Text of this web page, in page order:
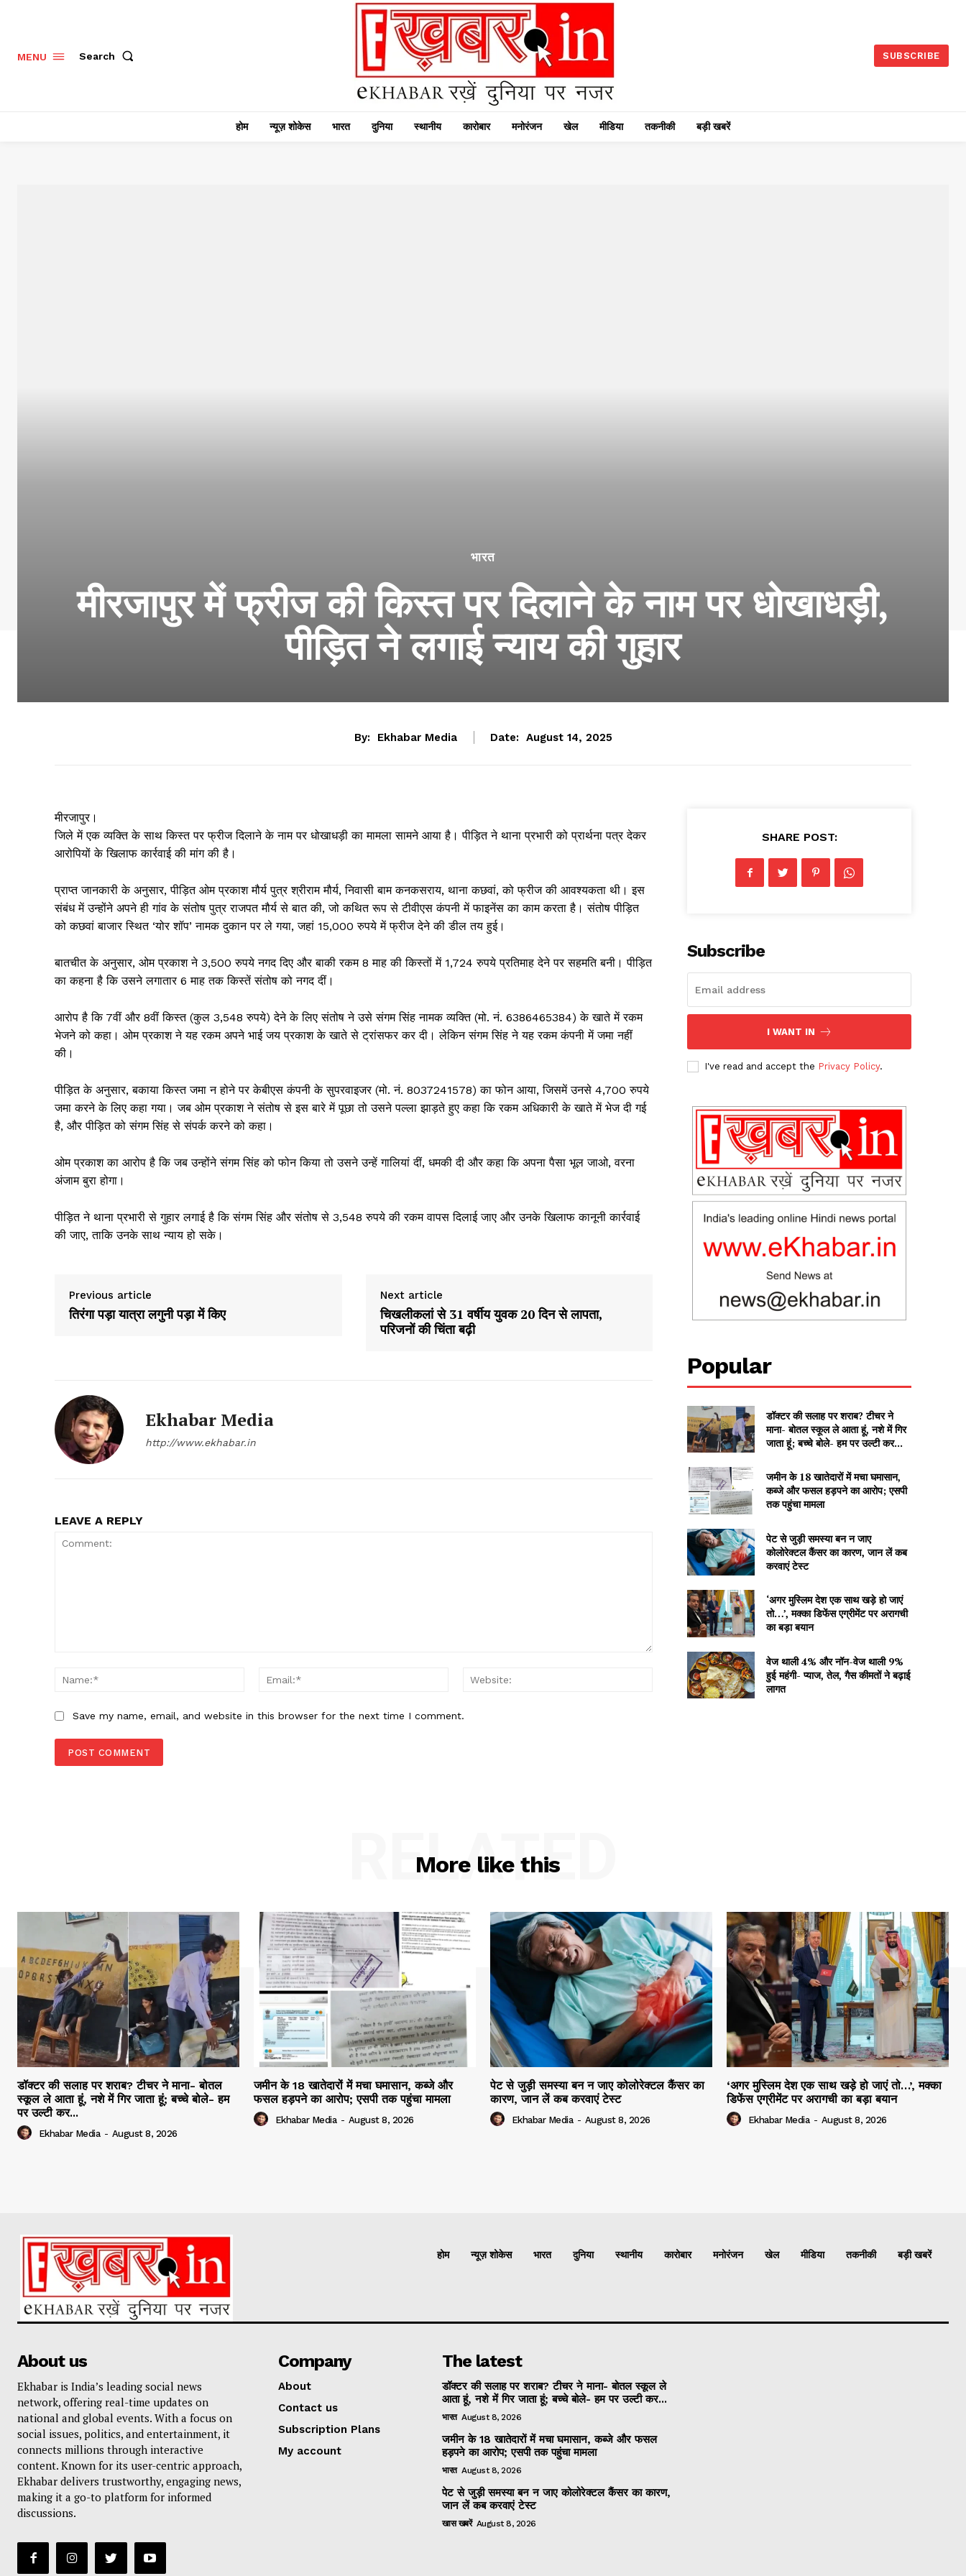
News Week
SUBSCRIBE NOW
About
Contact us
MENU Search SUBSCRIBE
होम न्यूज़ शोकेस भारत दुनिया स्थानीय कारोबार मनोरंजन खेल मीडिया तकनीकी बड़ी खबरें
भारत
मीरजापुर में फ्रीज की किस्त पर दिलाने के नाम पर धोखाधड़ी,
पीड़ित ने लगाई न्याय की गुहार
By: Ekhabar Media Date: August 14, 2025
मीरजापुर।
जिले में एक व्यक्ति के साथ किस्त पर फ्रीज दिलाने के नाम पर धोखाधड़ी का मामला सामने आया है। पीड़ित ने थाना प्रभारी को प्रार्थना पत्र देकर
आरोपियों के खिलाफ कार्रवाई की मांग की है।
प्राप्त जानकारी के अनुसार, पीड़ित ओम प्रकाश मौर्य पुत्र श्रीराम मौर्य, निवासी बाम कनकसराय, थाना कछवां, को फ्रीज की आवश्यकता थी। इस
संबंध में उन्होंने अपने ही गांव के संतोष पुत्र राजपत मौर्य से बात की, जो कथित रूप से टीवीएस कंपनी में फाइनेंस का काम करता है। संतोष पीड़ित
को कछवां बाजार स्थित ‘योर शॉप’ नामक दुकान पर ले गया, जहां 15,000 रुपये में फ्रीज देने की डील तय हुई।
बातचीत के अनुसार, ओम प्रकाश ने 3,500 रुपये नगद दिए और बाकी रकम 8 माह की किस्तों में 1,724 रुपये प्रतिमाह देने पर सहमति बनी। पीड़ित
का कहना है कि उसने लगातार 6 माह तक किस्तें संतोष को नगद दीं।
आरोप है कि 7वीं और 8वीं किस्त (कुल 3,548 रुपये) देने के लिए संतोष ने उसे संगम सिंह नामक व्यक्ति (मो. नं. 6386465384) के खाते में रकम
भेजने को कहा। ओम प्रकाश ने यह रकम अपने भाई जय प्रकाश के खाते से ट्रांसफर कर दी। लेकिन संगम सिंह ने यह रकम कंपनी में जमा नहीं
की।
पीड़ित के अनुसार, बकाया किस्त जमा न होने पर केबीएस कंपनी के सुपरवाइजर (मो. नं. 8037241578) का फोन आया, जिसमें उनसे 4,700 रुपये
जमा करने के लिए कहा गया। जब ओम प्रकाश ने संतोष से इस बारे में पूछा तो उसने पल्ला झाड़ते हुए कहा कि रकम अधिकारी के खाते में भेज दी गई
है, और पीड़ित को संगम सिंह से संपर्क करने को कहा।
ओम प्रकाश का आरोप है कि जब उन्होंने संगम सिंह को फोन किया तो उसने उन्हें गालियां दीं, धमकी दी और कहा कि अपना पैसा भूल जाओ, वरना
अंजाम बुरा होगा।
पीड़ित ने थाना प्रभारी से गुहार लगाई है कि संगम सिंह और संतोष से 3,548 रुपये की रकम वापस दिलाई जाए और उनके खिलाफ कानूनी कार्रवाई
की जाए, ताकि उनके साथ न्याय हो सके।
Previous article
तिरंगा पड़ा यात्रा लगुनी पड़ा में किए
Next article
चिखलीकलां से 31 वर्षीय युवक 20 दिन से लापता,
परिजनों की चिंता बढ़ी
Ekhabar Media
http://www.ekhabar.in
LEAVE A REPLY
Name:*
Email:* Website:
Save my name, email, and website in this browser for the next time I comment.
SHARE POST:
Subscribe
I WANT IN
I've read and accept the Privacy Policy.
Popular
डॉक्टर की सलाह पर शराब? टीचर ने
माना- बोतल स्कूल ले आता हूं, नशे में गिर
जाता हूं; बच्चे बोले- हम पर उल्टी कर...
जमीन के 18 खातेदारों में मचा घमासान,
कब्जे और फसल हड़पने का आरोप; एसपी
तक पहुंचा मामला
पेट से जुड़ी समस्या बन न जाए
कोलोरेक्टल कैंसर का कारण, जान लें कब
करवाएं टेस्ट
‘अगर मुस्लिम देश एक साथ खड़े हो जाएं
तो…’, मक्का डिफेंस एग्रीमेंट पर अरागची
का बड़ा बयान
वेज थाली 4% और नॉन-वेज थाली 9%
हुई महंगी- प्याज, तेल, गैस कीमतों ने बढ़ाई
लागत
More like this
RELATED
डॉक्टर की सलाह पर शराब? टीचर ने माना- बोतल
स्कूल ले आता हूं, नशे में गिर जाता हूं; बच्चे बोले- हम
पर उल्टी कर...
Ekhabar Media - August 8, 2026
जमीन के 18 खातेदारों में मचा घमासान, कब्जे और
फसल हड़पने का आरोप; एसपी तक पहुंचा मामला
Ekhabar Media - August 8, 2026
पेट से जुड़ी समस्या बन न जाए कोलोरेक्टल कैंसर का
कारण, जान लें कब करवाएं टेस्ट
Ekhabar Media - August 8, 2026
‘अगर मुस्लिम देश एक साथ खड़े हो जाएं तो…’, मक्का
डिफेंस एग्रीमेंट पर अरागची का बड़ा बयान
Ekhabar Media - August 8, 2026
होम न्यूज़ शोकेस भारत दुनिया स्थानीय कारोबार मनोरंजन खेल मीडिया तकनीकी बड़ी खबरें
About us
Ekhabar is India’s leading social news
network, offering real-time updates on
national and global events. With a focus on
social issues, politics, and entertainment, it
connects millions through interactive
content. Known for its user-centric approach,
Ekhabar delivers trustworthy, engaging news,
making it a go-to platform for informed
discussions.
Company
About
Contact us
Subscription Plans
My account
The latest
डॉक्टर की सलाह पर शराब? टीचर ने माना- बोतल स्कूल ले
आता हूं, नशे में गिर जाता हूं; बच्चे बोले- हम पर उल्टी कर...
भारत August 8, 2026
जमीन के 18 खातेदारों में मचा घमासान, कब्जे और फसल
हड़पने का आरोप; एसपी तक पहुंचा मामला
भारत August 8, 2026
पेट से जुड़ी समस्या बन न जाए कोलोरेक्टल कैंसर का कारण,
जान लें कब करवाएं टेस्ट
खास खबरें August 8, 2026